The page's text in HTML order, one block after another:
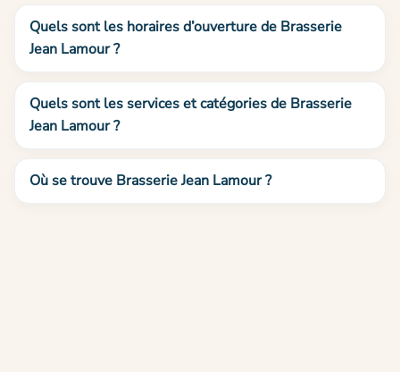
Quels sont les horaires d’ouverture de Brasserie
Jean Lamour ?
Quels sont les services et catégories de Brasserie
Jean Lamour ?
Où se trouve Brasserie Jean Lamour ?